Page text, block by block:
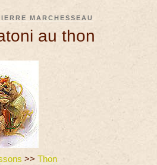
MARCHESSEAU
au thon
>> Thon